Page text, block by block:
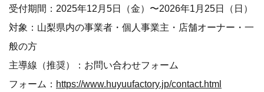
受付期間：2025年12月5日（金）〜2026年1月25日（日）
対象：山梨県内の事業者・個人事業主・店舗オーナー・一
般の方
主導線（推奨）：お問い合わせフォーム
フォーム： https://www.huyuufactory.jp/contact.html